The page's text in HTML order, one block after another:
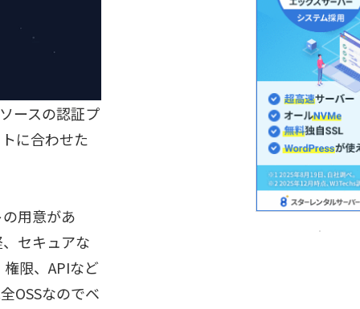
ースの認証プ
に合わせた
用意があ
セキュアな
限、APIなど
OSSなのでベ